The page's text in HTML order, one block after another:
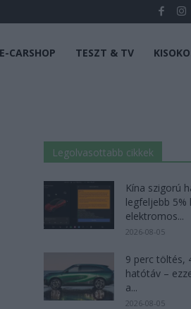
E-CARSHOP TESZT & TV
Legolvasottabb cikkek
Kína szigorú
legfeljebb 5%
elektromos...
2026-08-05
9 perc töltés,
hatótáv –
a...
2026-08-05